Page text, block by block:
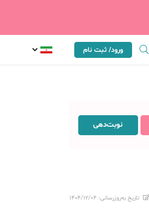
ورود/ ثبت نام
نوبت‌دهی
تاریخ به‌روزرسانی:۱۴۰۴/۱۲/۰۴